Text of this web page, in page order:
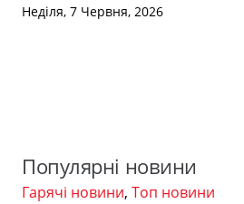
Неділя, 7 Червня, 2026
Популярні новини
Гарячі новини, Топ новини